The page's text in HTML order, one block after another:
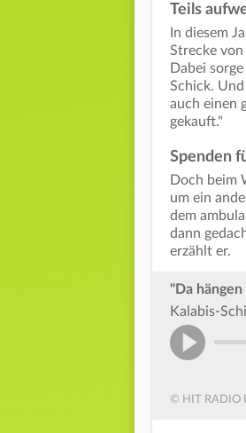
Teils
In diesem
Strecke
Dabei
Schick.
auch einen
gekauft."
Spenden
Doch beim
um ein
dem
dann
erzählt er.
"Da
Kalabis-
© HIT RADIO